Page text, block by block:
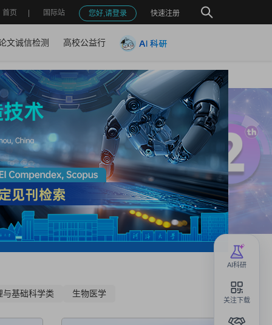
首页 国际站 您好,请登录 快速注册
文诚信检测 高校公益行
与基础科学类 生物医学
AI科研
关注下载